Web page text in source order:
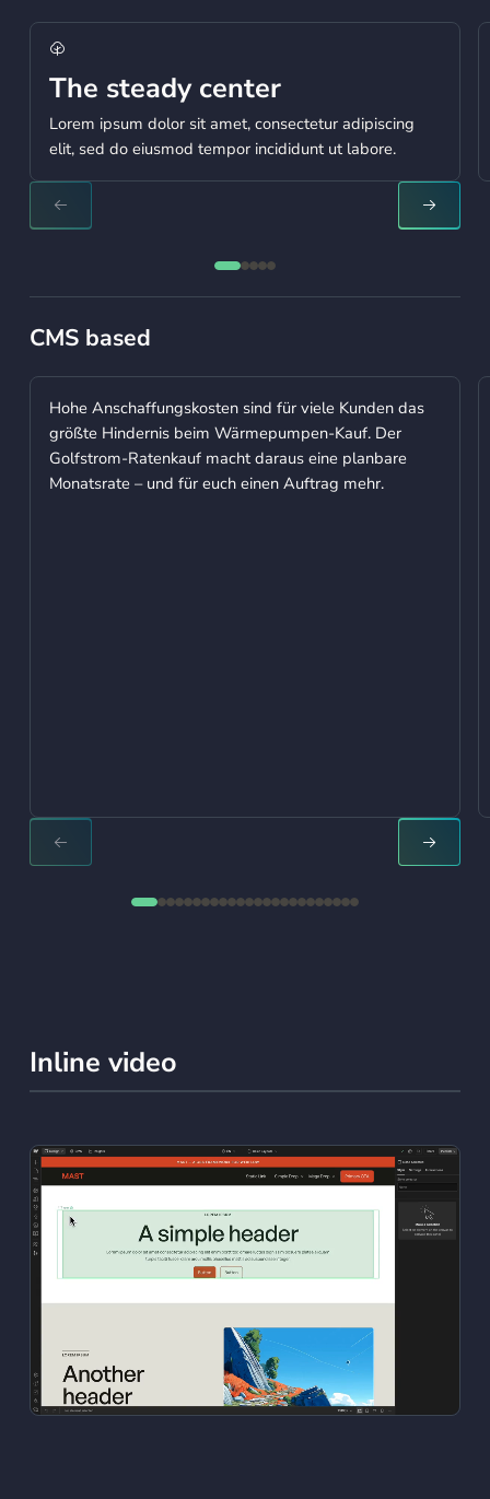
The steady center
Lorem ipsum dolor sit amet, consectetur adipiscing
elit, sed do eiusmod tempor incididunt ut labore.
Learn more
NEXT
CMS based
Hohe Anschaffungskosten sind für viele Kunden das
größte Hindernis beim Wärmepumpen-Kauf. Der
Golfstrom-Ratenkauf macht daraus eine planbare
Monatsrate – und für euch einen Auftrag mehr.
Read blog
NEXT SLIDE NEXT
Inline video